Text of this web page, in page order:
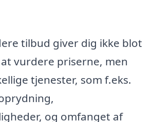
tilbud giver dig ikke blot
vurdere priserne, men
tjenester, som f.eks.
og omfanget af